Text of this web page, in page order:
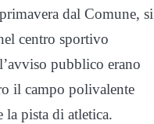
dal Comune, si
centro sportivo
pubblico erano
il campo polivalente
pista di atletica.